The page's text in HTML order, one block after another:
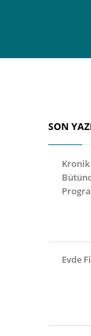
SON
Kronik
Evde